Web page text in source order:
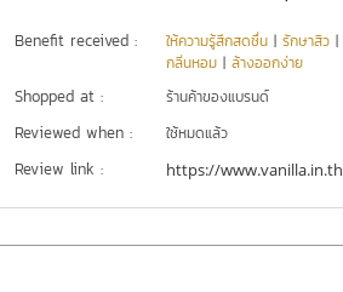
Benefit received : ให้ความรู้สึกสดชื่น | รักษาสิว |
กลิ่นหอม | ล้างออกง่าย
Shopped at : ร้านค้าของแบรนด์
Reviewed when : ใช้หมดแล้ว
Review link : https://